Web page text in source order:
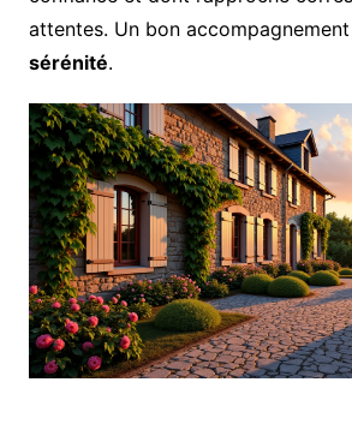
attentes. Un bon
sérénité.